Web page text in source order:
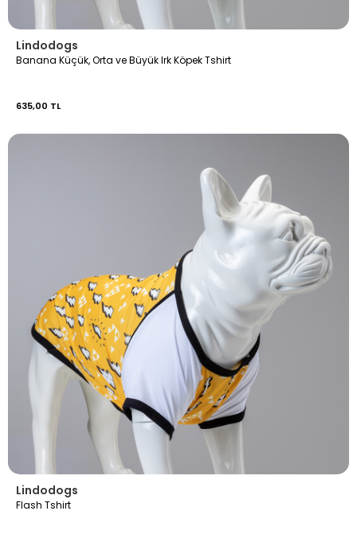
Lindodogs
Banana Küçük, Orta ve Büyük Irk Köpek Tshirt
635,00 TL
Lindodogs
Flash Tshirt